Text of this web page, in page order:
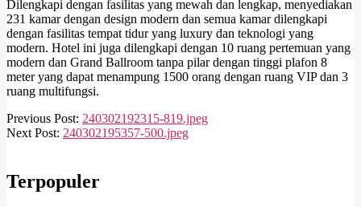
Dilengkapi dengan fasilitas yang mewah dan lengkap, menyediakan
231 kamar dengan design modern dan semua kamar dilengkapi
dengan fasilitas tempat tidur yang luxury dan teknologi yang
modern. Hotel ini juga dilengkapi dengan 10 ruang pertemuan yang
modern dan Grand Ballroom tanpa pilar dengan tinggi plafon 8
meter yang dapat menampung 1500 orang dengan ruang VIP dan 3
ruang multifungsi.
2024-
03-
Previous Post: 240302192315-819.jpeg
Next Post: 240302195357-500.jpeg
Terpopuler